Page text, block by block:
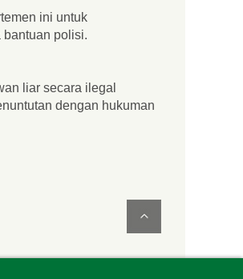
ini untuk
bantuan polisi.
liar secara ilegal
dengan hukuman